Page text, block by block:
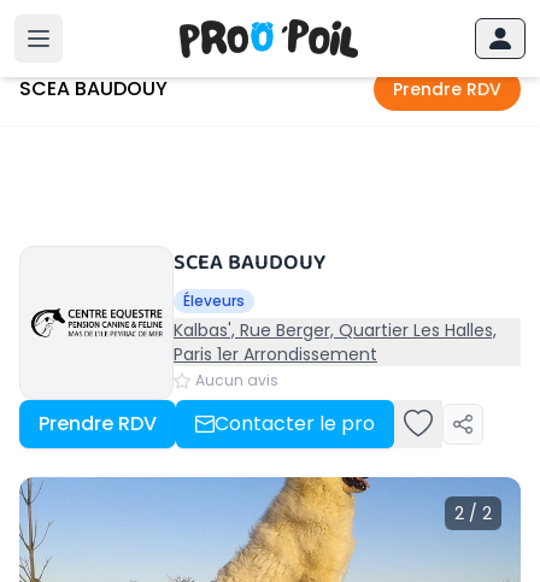
Accueil SCEA BAUDOUY
SCEA BAUDOUY Prendre RDV
SCEA BAUDOUY
Éleveurs
Kalbas', Rue Berger, Quartier Les Halles,
Paris 1er Arrondissement
Aucun avis
Prendre RDV Contacter le pro
2 / 2